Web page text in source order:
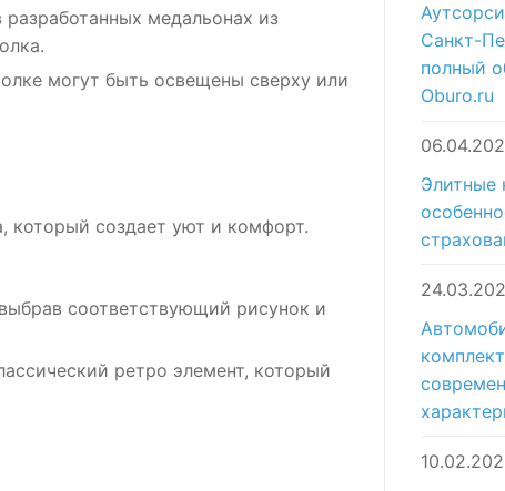
медальонах из
могут быть освещены сверху или
который создает уют и комфорт.
соответствующий рисунок и
ретро элемент, который
Санкт-
полный
Oburo.ru
Элитные